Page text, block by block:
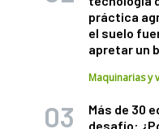
práctica
el suelo
apretar un
Maquinarias y
Más de 30
desafío: